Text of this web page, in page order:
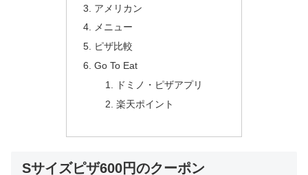
アメリカン
メニュー
ピザ比較
Go To Eat
ドミノ・ピザアプリ
楽天ポイント
Sサイズピザ600円のクーポン